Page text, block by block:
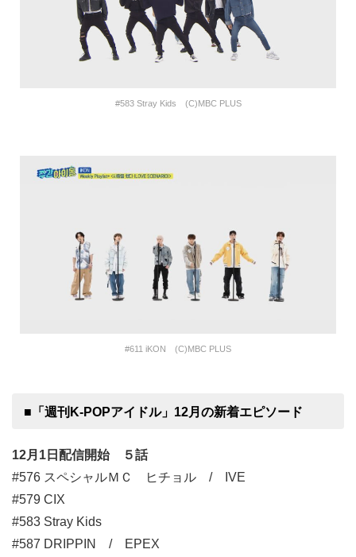
#583 Stray Kids (C)MBC PLUS
#611 iKON (C)MBC PLUS
■「週刊K-POPアイドル」12月の新着エピソード
12月1日配信開始 ５話
#576 スペシャルＭＣ ヒチョル / IVE
#579 CIX
#583 Stray Kids
#587 DRIPPIN / EPEX